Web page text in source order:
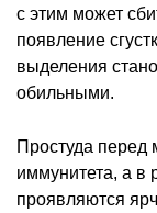
с этим может
появление
выделения
обильными.
Простуда перед
иммунитета, а в
проявляются